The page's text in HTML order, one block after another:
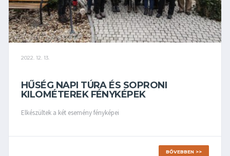
2022. 12. 13.
HŰSÉG NAPI TÚRA ÉS SOPRONI
KILOMÉTEREK FÉNYKÉPEK
Elkészültek a két esemény fényképei
BŐVEBBEN >>